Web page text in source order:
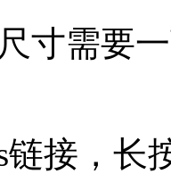
寸需要
链接，长